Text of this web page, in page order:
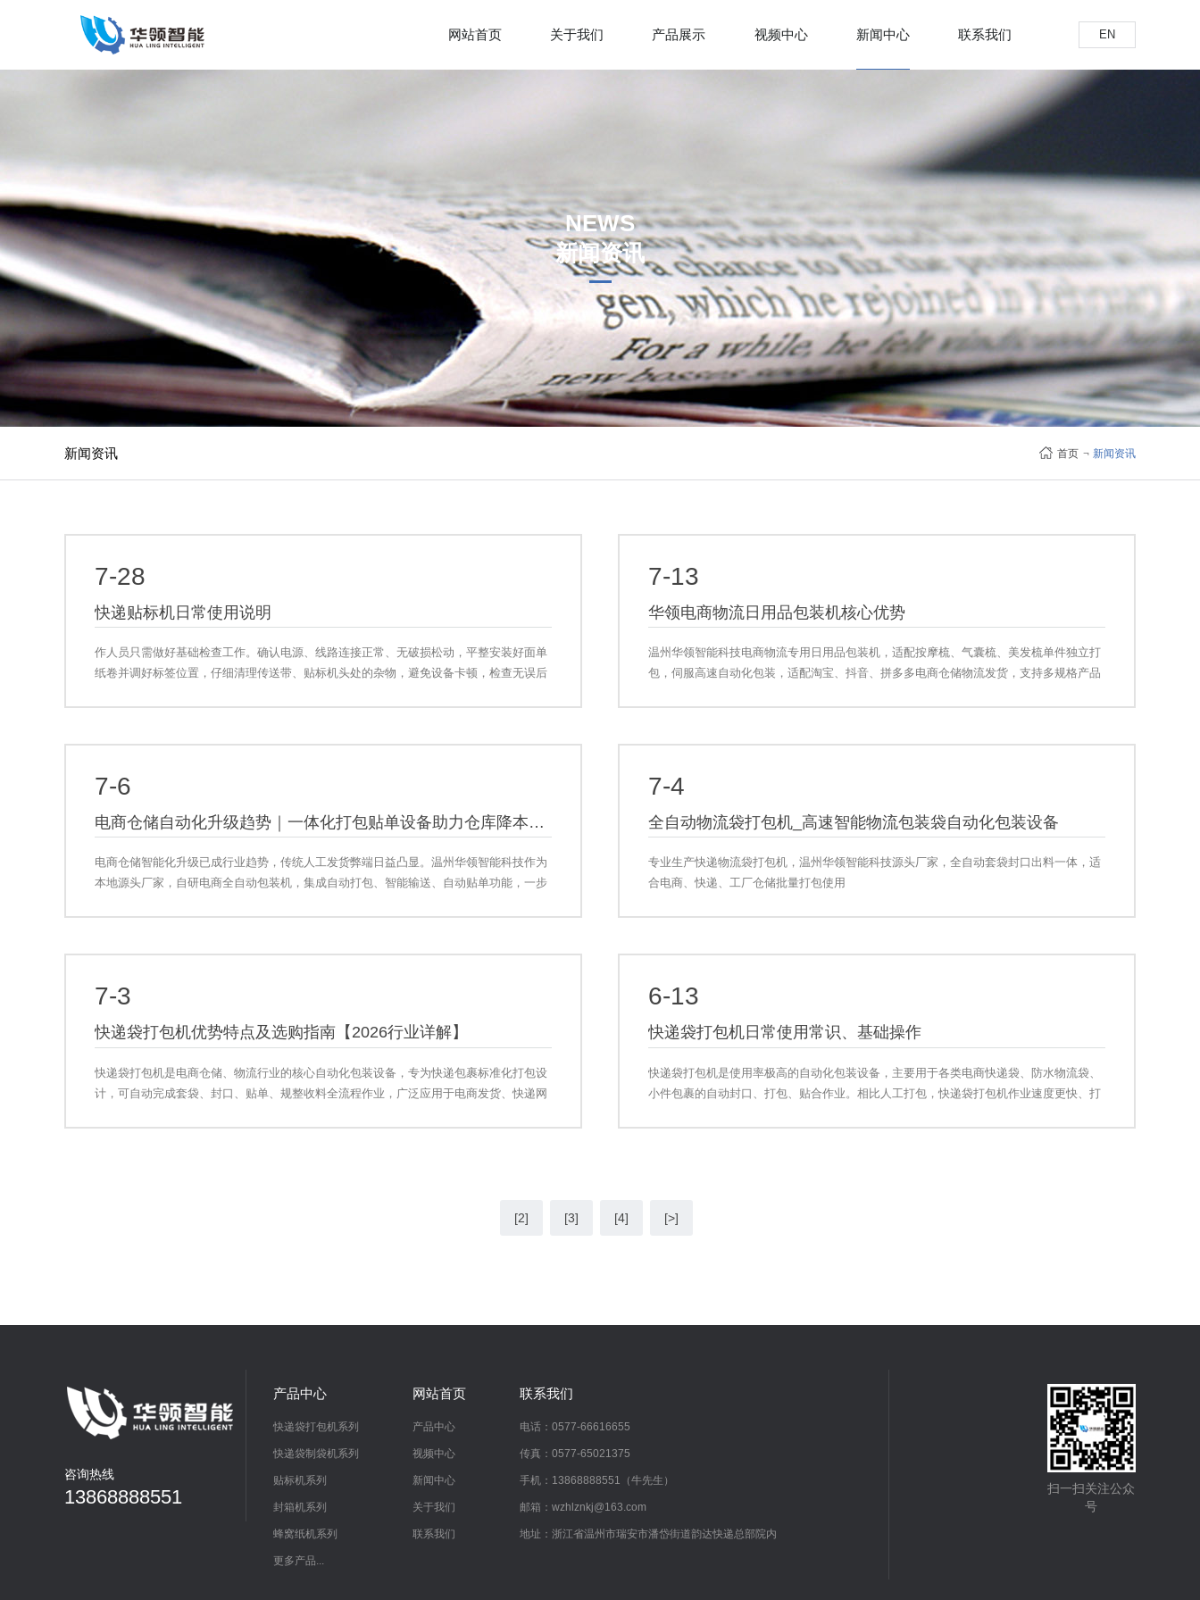
网站首页 关于我们 产品展示 视频中心 新闻中心 联系我们 EN
NEWS
新闻资讯
新闻资讯 首页 ¬ 新闻资讯
7-28
快递贴标机日常使用说明
作人员只需做好基础检查工作。确认电源、线路连接正常、无破损松动，平整安装好面单
纸卷并调好标签位置，仔细清理传送带、贴标机头处的杂物，避免设备卡顿，检查无误后
7-13
华领电商物流日用品包装机核心优势
温州华领智能科技电商物流专用日用品包装机，适配按摩梳、气囊梳、美发梳单件独立打
包，伺服高速自动化包装，适配淘宝、抖音、拼多多电商仓储物流发货，支持多规格产品
7-6
电商仓储自动化升级趋势｜一体化打包贴单设备助力仓库降本增效
电商仓储智能化升级已成行业趋势，传统人工发货弊端日益凸显。温州华领智能科技作为
本地源头厂家，自研电商全自动包装机，集成自动打包、智能输送、自动贴单功能，一步
7-4
全自动物流袋打包机_高速智能物流包装袋自动化包装设备
专业生产快递物流袋打包机，温州华领智能科技源头厂家，全自动套袋封口出料一体，适
合电商、快递、工厂仓储批量打包使用
7-3
快递袋打包机优势特点及选购指南【2026行业详解】
快递袋打包机是电商仓储、物流行业的核心自动化包装设备，专为快递包裹标准化打包设
计，可自动完成套袋、封口、贴单、规整收料全流程作业，广泛应用于电商发货、快递网
6-13
快递袋打包机日常使用常识、基础操作
快递袋打包机是使用率极高的自动化包装设备，主要用于各类电商快递袋、防水物流袋、
小件包裹的自动封口、打包、贴合作业。相比人工打包，快递袋打包机作业速度更快、打
[2] [3] [4] [>]
咨询热线
13868888551
产品中心
快递袋打包机系列
快递袋制袋机系列
贴标机系列
封箱机系列
蜂窝纸机系列
更多产品...
网站首页
产品中心
视频中心
新闻中心
关于我们
联系我们
联系我们
电话：0577-66616655
传真：0577-65021375
手机：13868888551（牛先生）
邮箱：wzhlznkj@163.com
地址：浙江省温州市瑞安市潘岱街道韵达快递总部院内
扫一扫关注公众
号